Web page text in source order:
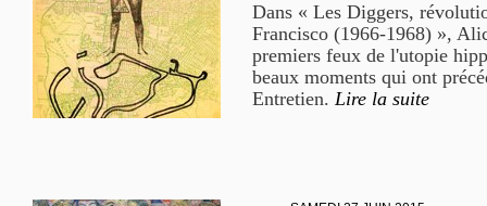
Dans « Les Diggers,
Francisco (1966-1968) »,
premiers feux de l'utopie
beaux moments qui ont
Entretien. Lire la suite